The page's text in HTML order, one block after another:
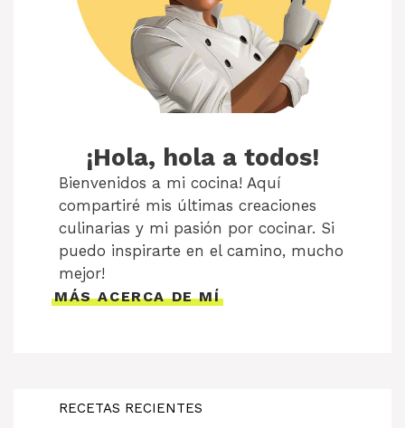
¡Hola, hola a todos!
Bienvenidos a mi cocina! Aquí
compartiré mis últimas creaciones
culinarias y mi pasión por cocinar. Si
puedo inspirarte en el camino, mucho
mejor!
MÁS ACERCA DE MÍ
RECETAS RECIENTES